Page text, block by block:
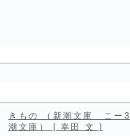
きもの （新潮文庫 こ
潮文庫） [ 幸田 文 ]